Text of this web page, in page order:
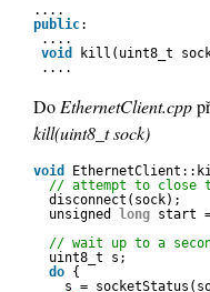
....
public:
....
void
kill(uint8_t
....
Do EthernetClient.cpp
kill(uint8_t sock)
void
// attempt to close
disconnect(sock);
unsigned
long start
// wait up to a
uint8_t s;
do {
s =